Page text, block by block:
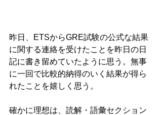
昨日、ETSからGRE試験の公式な結果
に関する連絡を受けたことを昨日の日
記に書き留めていたように思う。無事
に一回で比較的納得のいく結果が得ら
れたことを嬉しく思う。
確かに理想は、読解・語彙セクション